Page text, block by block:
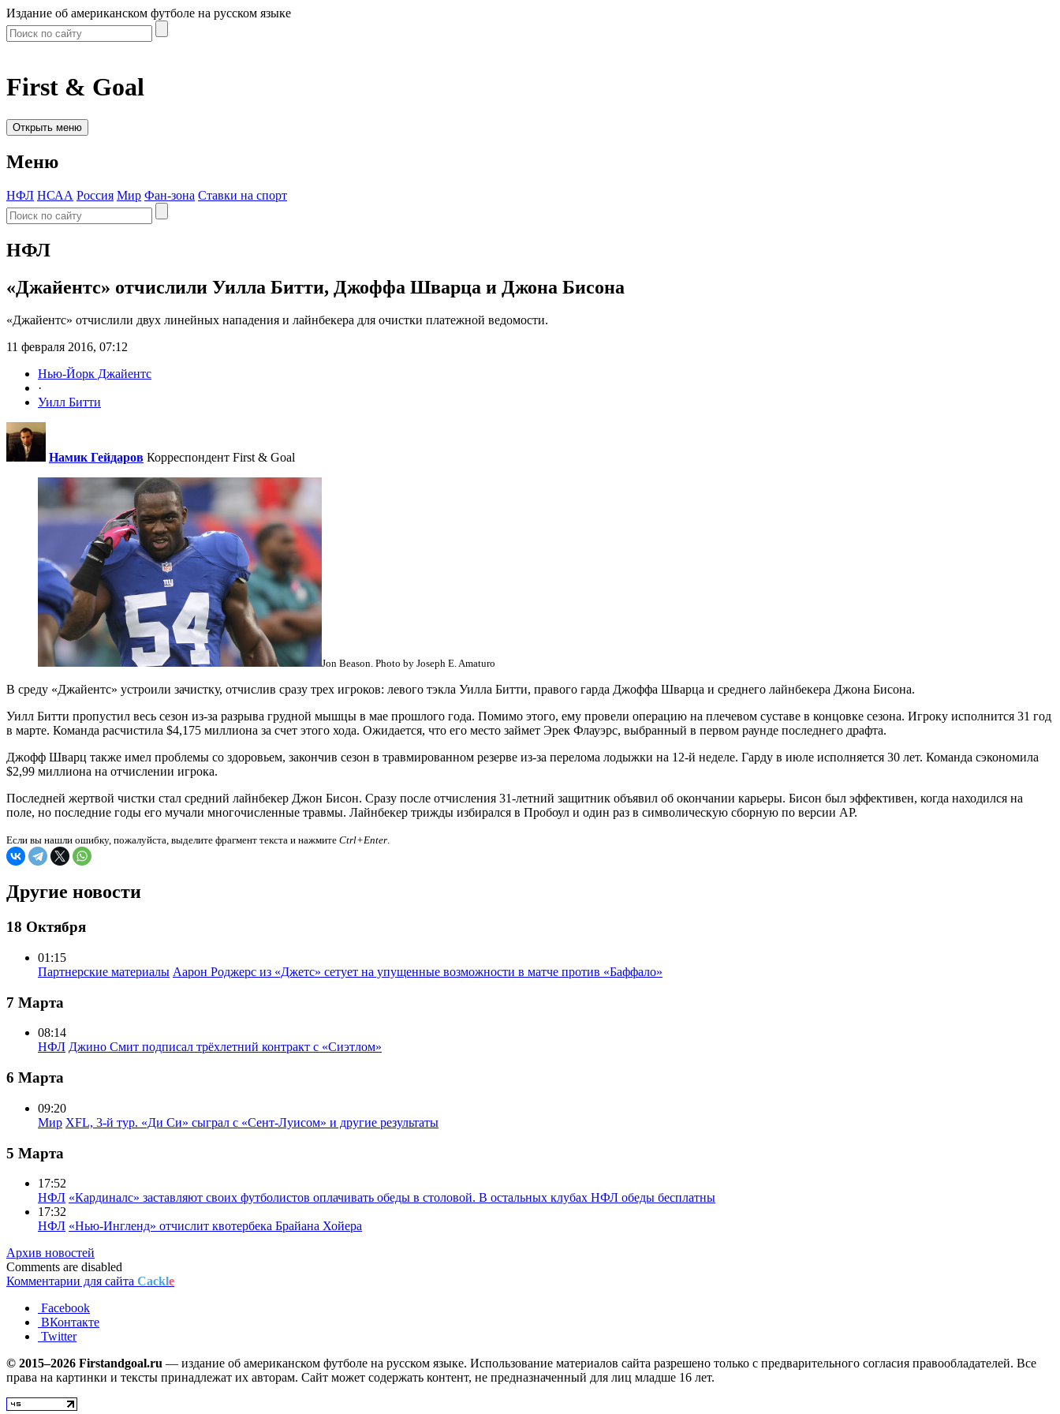
Издание об американском футболе на русском языке
First & Goal
Открыть меню
Меню
НФЛ НСАА Россия Мир Фан-зона Ставки на спорт
НФЛ
«Джайентс» отчислили Уилла Битти, Джоффа Шварца и Джона Бисона
«Джайентс» отчислили двух линейных нападения и лайнбекера для очистки платежной ведомости.
11 февраля 2016, 07:12
Нью-Йорк Джайентс
·
Уилл Битти
Намик Гейдаров Корреспондент First & Goal
Jon Beason. Photo by Joseph E. Amaturo
В среду «Джайентс» устроили зачистку, отчислив сразу трех игроков: левого тэкла Уилла Битти, правого гарда Джоффа Шварца и среднего лайнбекера Джона Бисона.
Уилл Битти пропустил весь сезон из-за разрыва грудной мышцы в мае прошлого года. Помимо этого, ему провели операцию на плечевом суставе в концовке сезона. Игроку исполнится 31 год
в марте. Команда расчистила $4,175 миллиона за счет этого хода. Ожидается, что его место займет Эрек Флауэрс, выбранный в первом раунде последнего драфта.
Джофф Шварц также имел проблемы со здоровьем, закончив сезон в травмированном резерве из-за перелома лодыжки на 12-й неделе. Гарду в июле исполняется 30 лет. Команда сэкономила
$2,99 миллиона на отчислении игрока.
Последней жертвой чистки стал средний лайнбекер Джон Бисон. Сразу после отчисления 31-летний защитник объявил об окончании карьеры. Бисон был эффективен, когда находился на
поле, но последние годы его мучали многочисленные травмы. Лайнбекер трижды избирался в Пробоул и один раз в символическую сборную по версии AP.
Если вы нашли ошибку, пожалуйста, выделите фрагмент текста и нажмите Ctrl+Enter.
Другие новости
18 Октября
01:15
Партнерские материалы Аарон Роджерс из «Джетс» сетует на упущенные возможности в матче против «Баффало»
7 Марта
08:14
НФЛ Джино Смит подписал трёхлетний контракт с «Сиэтлом»
6 Марта
09:20
Мир XFL, 3-й тур. «Ди Си» сыграл с «Сент-Луисом» и другие результаты
5 Марта
17:52
НФЛ «Кардиналс» заставляют своих футболистов оплачивать обеды в столовой. В остальных клубах НФЛ обеды бесплатны
17:32
НФЛ «Нью-Ингленд» отчислит квотербека Брайана Хойера
Архив новостей
Comments are disabled
Комментарии для сайта Cackle
Facebook
ВКонтакте
Twitter
© 2015–2026 Firstandgoal.ru — издание об американском футболе на русском языке. Использование материалов cайта разрешено только с предварительного согласия правообладателей. Все
права на картинки и тексты принадлежат их авторам. Сайт может содержать контент, не предназначенный для лиц младше 16 лет.